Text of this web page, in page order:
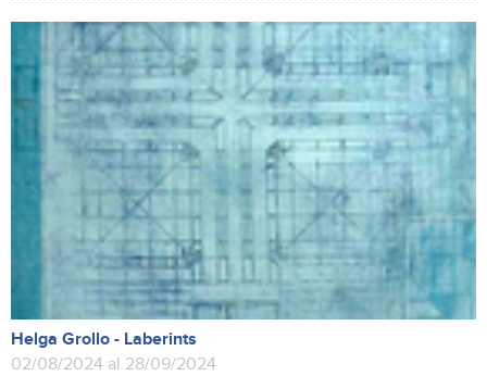
Helga Grollo - Laberints
02/08/2024 al 28/09/2024